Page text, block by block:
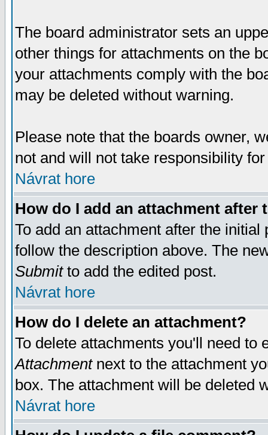
The board administrator sets an
other things for attachments on the
your attachments comply with the
may be deleted without warning.
Please note that the boards owner,
not and will not take responsibility
Návrat hore
How do I add an attachment after
To add an attachment after the
follow the description above. The
Submitto add the edited post.
Návrat hore
How do I delete an attachment?
To delete attachments you'll need
Attachmentnext to the attachment
box. The attachment will be deleted
Návrat hore